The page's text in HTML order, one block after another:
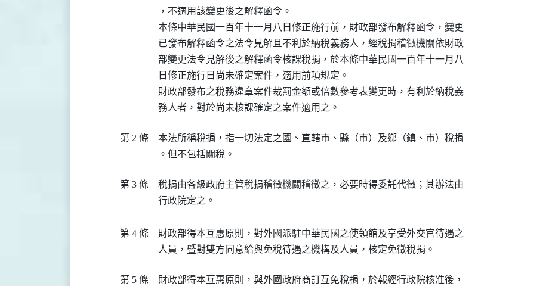
，不適用該變更後之解釋函令。
本條中華民國一百年十一月八日修正施行前，財政部發布解釋函令，變更
已發布解釋函令之法令見解且不利於納稅義務人，經稅捐稽徵機關依財政
部變更法令見解後之解釋函令核課稅捐，於本條中華民國一百年十一月八
日修正施行日尚未確定案件，適用前項規定。
財政部發布之稅務違章案件裁罰金額或倍數參考表變更時，有利於納稅義
務人者，對於尚未核課確定之案件適用之。
第 2 條
本法所稱稅捐，指一切法定之國、直轄市、縣（市）及鄉（鎮、市）稅捐
。但不包括關稅。
第 3 條
稅捐由各級政府主管稅捐稽徵機關稽徵之，必要時得委託代徵；其辦法由
行政院定之。
第 4 條
財政部得本互惠原則，對外國派駐中華民國之使領館及享受外交官待遇之
人員，暨對雙方同意給與免稅待遇之機構及人員，核定免徵稅捐。
第 5 條
財政部得本互惠原則，與外國政府商訂互免稅捐，於報經行政院核准後，